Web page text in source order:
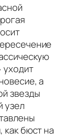
уходит
а
звезды
узел
бюст на